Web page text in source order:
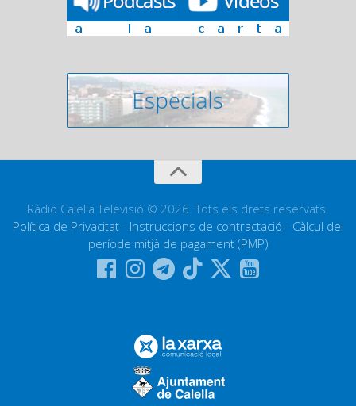
Ràdio Calella Televisió © 2026. Tots els drets reservats.
Política de Privacitat - Instruccions de contractació - Càlcul del
període mitjà de pagament (PMP)